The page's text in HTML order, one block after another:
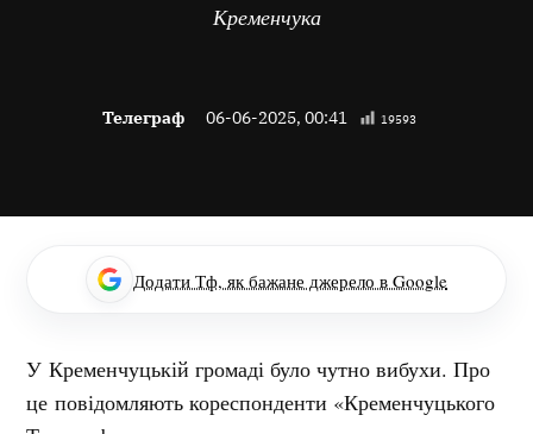
Кременчука
Телеграф 06-06-2025, 00:41 19593
Додати Тф, як бажане джерело в Google
У Кременчуцькій громаді було чутно вибухи. Про
це повідомляють кореспонденти «Кременчуцького